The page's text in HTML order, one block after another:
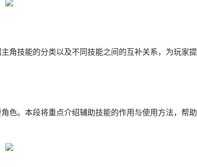
角技能的分类以及不同技能之间的互补关系，为玩家
色。本段将重点介绍辅助技能的作用与使用方法，帮